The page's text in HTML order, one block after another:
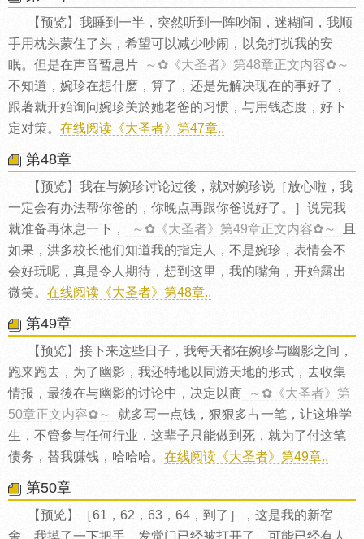
【预览】我睡到一半，突然听到一阵吵闹，迷糊间，我顺
手用枕头蒙住了头，希望可以减少吵闹，以免打扰我的安
眠。但是在声音暂息片
～✿《大圣者》第48章正文内容✿～
不知道，婉珍在想什麽，算了，还是先解决现在的事好了，
跟著就开始询问婉珍关於她老爸的习惯，与用钱态度，好下
定对策。 在线阅读《大圣者》第47章..
第48章
【预览】我在与婉珍讨论过後，就对婉珍说［放心啦，我
一定会有办法帮你爸的，你晚点再跟你爸说好了。］说完我
就准备再休息一下，
～✿《大圣者》第49章正文内容✿～
且
如果，洪多校长他们知道我的指定人，不是婉珍，表情会不
会好玩呢，真是令人期待，想到这里，我的嘴角，开始露出
微笑。 在线阅读《大圣者》第48章..
第49章
【预览】接下来这些日子，我每天都在婉珍与幽影之间，
跑来跑去，为了幽影，我还特地以同游天地的形式，去收集
情报，最後在与幽影的讨论中，决定以商
～✿《大圣者》第
50章正文内容✿～
就多写一点钱，狠狠多占一笔，让这堆学
生，不管参与任何行业，这辈子只能做到死，就为了付这笔
债务，替我赚钱，哈哈哈。 在线阅读《大圣者》第49章..
第50章
【预览】［61，62，63，64，到了］，这是我的新宿